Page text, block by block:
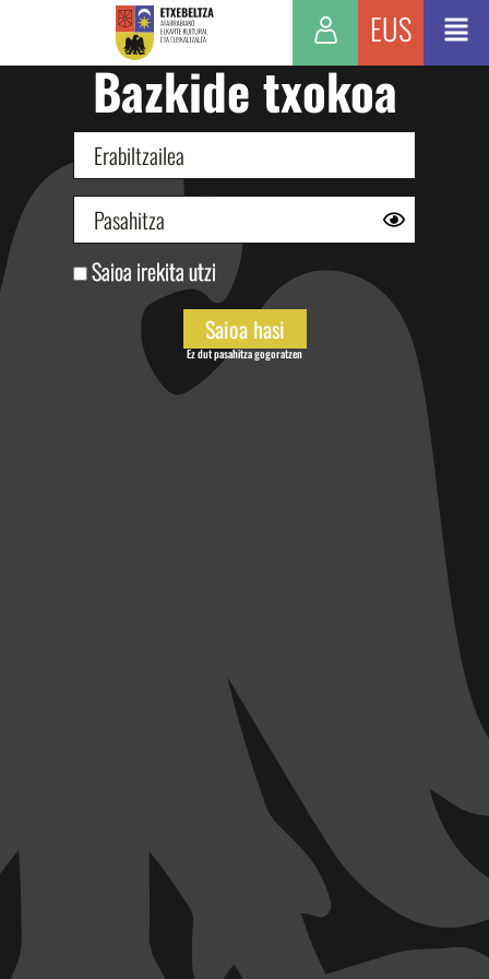
EUS
Bazkide txokoa
Saioa irekita utzi
Ez dut pasahitza gogoratzen